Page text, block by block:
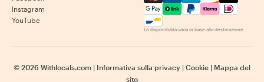
Instagram
YouTube
La disponibilità varia in base alla destinazione
© 2026 Withlocals.com | Informativa sulla privacy | Cookie | Mappa del
sito